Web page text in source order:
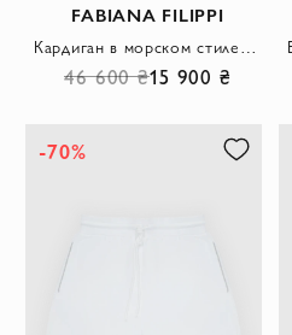
FABIANA FILIPPI
46 600 ₴15 900 ₴
-70%